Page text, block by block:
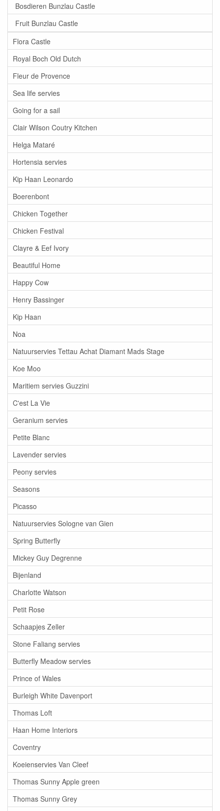
Bosdieren Bunzlau Castle
Fruit Bunzlau Castle
Flora Castle
Royal Boch Old Dutch
Fleur de Provence
Sea life servies
Going for a sail
Clair Wilson Coutry Kitchen
Helga Mataré
Hortensia servies
Kip Haan Leonardo
Boerenbont
Chicken Together
Chicken Festival
Clayre & Eef Ivory
Beautiful Home
Happy Cow
Henry Bassinger
Kip Haan
Noa
Natuurservies Tettau Achat Diamant Mads Stage
Koe Moo
Maritiem servies Guzzini
C'est La Vie
Geranium servies
Petite Blanc
Lavender servies
Peony servies
Seasons
Picasso
Natuurservies Sologne van Gien
Spring Butterfly
Mickey Guy Degrenne
Bijenland
Charlotte Watson
Petit Rose
Schaapjes Zeller
Stone Faliang servies
Butterfly Meadow servies
Prince of Wales
Burleigh White Davenport
Thomas Loft
Haan Home Interiors
Coventry
Koeienservies Van Cleef
Thomas Sunny Apple green
Thomas Sunny Grey